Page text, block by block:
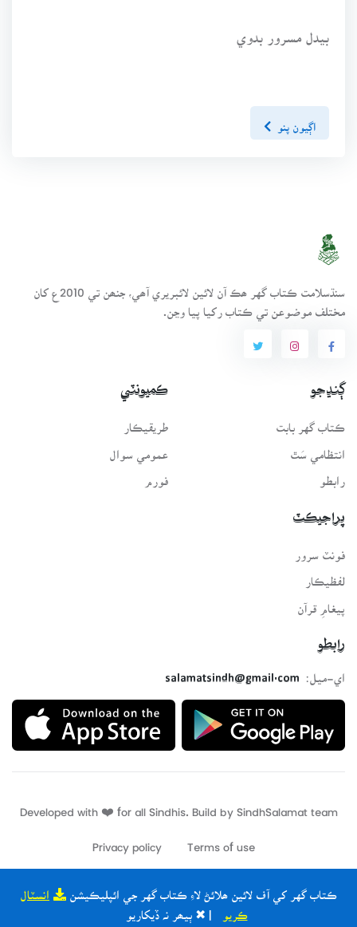
ڪتاب گهر کي آف لائين ھلائڻ لاءِ ڪتاب گهر جي ائپليڪيشن انسٽال
| ✖ ٻيھر نہ ڏيکاريو
بيدل مسرور بدوي
اڳيون پنو
سنڌسلامت ڪتاب گهر ھڪ آن لائين لائبريري آھي، جنھن تي 2010ع کان
مختلف موضوعن تي ڪتاب رکيا پيا وڃن.
ڳنڍجو
ڪتاب گهر بابت
انتظامي سَٿ
رابطو
ڪميونٽي
طريقيڪار
عمومي سوال
فورم
پراجيڪٽ
لفظيڪار
پيغامِ قرآن
رابطو
اي-ميل:
salamatsindh@gmail.com
Developed with ❤️ for all Sindhis. Build by
Terms of use